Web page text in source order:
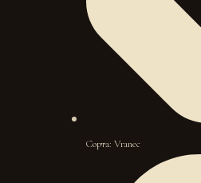
Сорта: Vranec